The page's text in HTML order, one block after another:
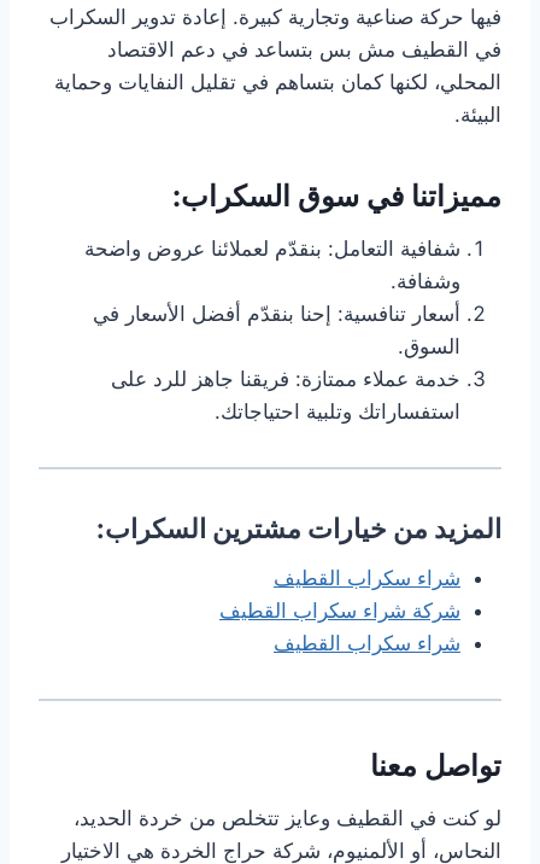
فيها حركة صناعية وتجارية كبيرة. إعادة تدوير السكراب
في القطيف مش بس بتساعد في دعم الاقتصاد
المحلي، لكنها كمان بتساهم في تقليل النفايات وحماية
البيئة.
مميزاتنا في سوق السكراب:
شفافية التعامل: بنقدّم لعملائنا عروض واضحة
وشفافة.
أسعار تنافسية: إحنا بنقدّم أفضل الأسعار في
السوق.
خدمة عملاء ممتازة: فريقنا جاهز للرد على
استفساراتك وتلبية احتياجاتك.
المزيد من خيارات مشترين السكراب:
شراء سكراب القطيف
شركة شراء سكراب القطيف
شراء سكراب القطيف
تواصل معنا
لو كنت في القطيف وعايز تتخلص من خردة الحديد،
النحاس، أو الألمنيوم، شركة حراج الخردة هي الاختيار